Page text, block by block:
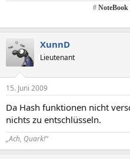
#
XunnD
Lieutenant
15. Juni 2009
Da Hash funktionen nicht
nichts zu entschlüsseln.
„Ach, Quark!“